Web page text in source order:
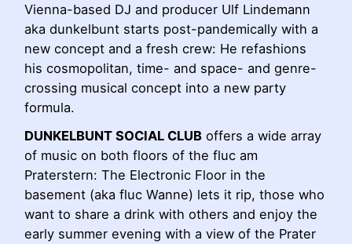
Vienna-based DJ and producer Ulf Lindemann
aka dunkelbunt starts post-pandemically with a
new concept and a fresh crew: He refashions
his cosmopolitan, time- and space- and genre-
crossing musical concept into a new party
formula.
DUNKELBUNT SOCIAL CLUB offers a wide array
of music on both floors of the fluc am
Praterstern: The Electronic Floor in the
basement (aka fluc Wanne) lets it rip, those who
want to share a drink with others and enjoy the
early summer evening with a view of the Prater